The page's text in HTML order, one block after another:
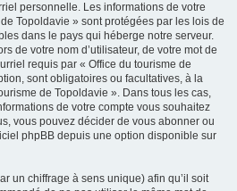
personnelle. Les informations de votre
Topoldavie » sont protégées par les lois de
dans le pays qui héberge notre serveur.
de votre nom d’utilisateur, de votre mot de
requis par « Office du tourisme de
sont obligatoires ou facultatives, à la
de Topoldavie ». Dans tous les cas,
de votre compte vous souhaitez
vous pouvez décider de vous abonner ou
phpBB depuis une option disponible sur
un chiffrage à sens unique) afin qu’il soit